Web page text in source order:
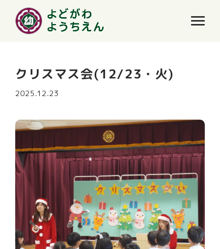
クリスマス会(12/23・火)
2025.12.23